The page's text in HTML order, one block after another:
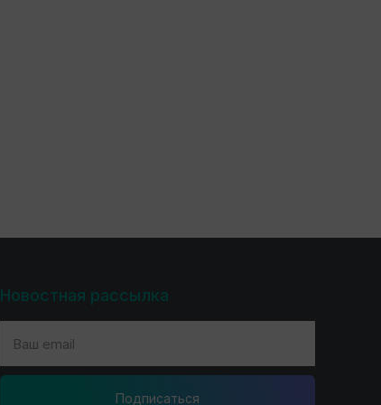
Новостная рассылка
Подпиcаться